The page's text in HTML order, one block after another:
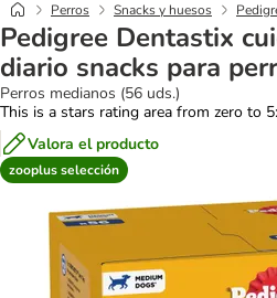
Perros Snacks y huesos
Pedigree Dentastix
diario snacks para
Perros medianos (56 uds.)
This is a stars rating area from zero to
Valora el producto
zooplus selección